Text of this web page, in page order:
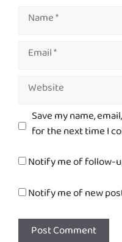
Name
Email
Website
Save my name,
for the next time I
Notify me of follow-
Notify me of new